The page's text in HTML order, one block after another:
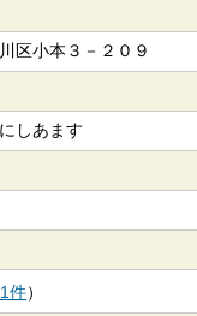
区小本３－２０９
しあます
1件）